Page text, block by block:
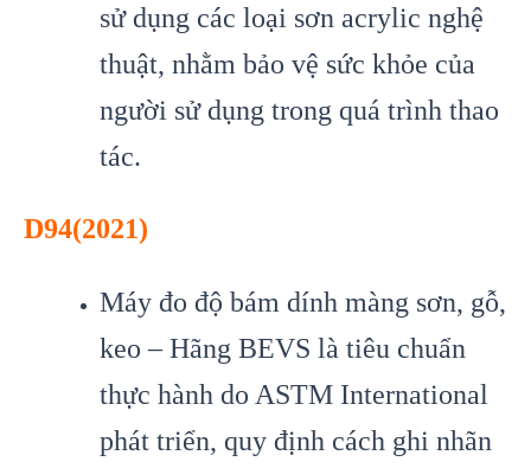
sử dụng các loại sơn acrylic nghệ
thuật, nhằm bảo vệ sức khỏe của
người sử dụng trong quá trình thao
tác.
D94(2021)
Máy đo độ bám dính màng sơn, gỗ,
keo – Hãng BEVS là tiêu chuẩn
thực hành do ASTM International
phát triển, quy định cách ghi nhãn